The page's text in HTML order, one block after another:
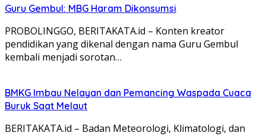
Guru Gembul: MBG Haram Dikonsumsi
PROBOLINGGO, BERITAKATA.id – Konten kreator
pendidikan yang dikenal dengan nama Guru Gembul
kembali menjadi sorotan…
BMKG Imbau Nelayan dan Pemancing Waspada Cuaca
Buruk Saat Melaut
BERITAKATA.id – Badan Meteorologi, Klimatologi, dan